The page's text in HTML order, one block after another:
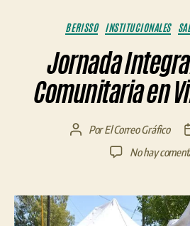
BERISSO INSTITUCIONALES
Jornada
Comunitaria en
AutorPorEl Correo Gráfico
No hay